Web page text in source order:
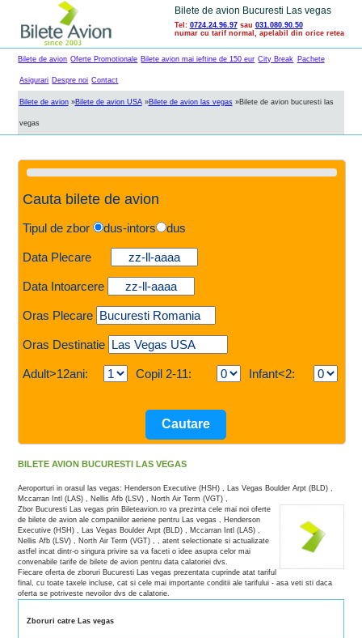
Bilete de avion Bucuresti Las vegas
Tel: 0724.24.96.97sau 031.080.90.50
numar cu tarif normal, apelabil din orice retea
Bilete de avion Oferte Promotionale Bilete avion mai ieftine de 150 eur City Break Pachete
Asigurari Despre noi Contact
Bilete de avion»Bilete de avion USA»Bilete de avion las vegas»Bilete de avion bucuresti las
vegas
Cauta bilete de avion
Tipul de zbor dus-intors dus
Data Plecare
Data Intoarcere
Oras Plecare
Oras Destinatie
Adult>12ani: Copil 2-11: Infant<2:
BILETE AVION BUCURESTI LAS VEGAS
Aeroporturi in orasul las vegas: Henderson Executive (HSH) , Las Vegas Boulder Arpt (BLD) ,
Mccarran Intl (LAS) , Nellis Afb (LSV) , North Air Term (VGT) ,
Zbor Bucuresti Las vegas prin Bileteavion.ro va prezinta cele mai noi oferte
de bilete de avion ale companiilor aeriene pentru Las vegas , Henderson
Executive (HSH) , Las Vegas Boulder Arpt (BLD) , Mccarran Intl (LAS) ,
Nellis Afb (LSV) , North Air Term (VGT) , , atent selectionate si actualizate
astfel incat dintr-o singura privire sa va faceti o idee asupra celor mai
convenabile tarife de bilete de avion pentru data calatoriei dvs.
Fiecare oferta de zboruri Bucuresti Las vegas prezentata cuprinde atat tariful
final, cu toate taxele incluse, cat si cele mai importante conditii ale tarifului - asa veti sti daca
oferta se potriveste nevoilor dvs de calatorie.
Zboruri catre Las vegas